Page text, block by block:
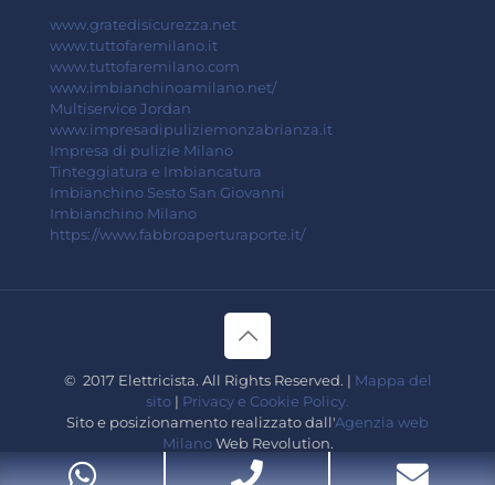
www.gratedisicurezza.net
www.tuttofaremilano.it
www.tuttofaremilano.com
www.imbianchinoamilano.net/
Multiservice Jordan
www.impresadipuliziemonzabrianza.it
Impresa di pulizie Milano
Tinteggiatura e Imbiancatura
Imbianchino Sesto San Giovanni
Imbianchino Milano
https://www.fabbroaperturaporte.it/
© 2017 Elettricista. All Rights Reserved. | Mappa del
sito | Privacy e Cookie Policy.
Sito e posizionamento realizzato dall'Agenzia web
MilanoWeb Revolution.